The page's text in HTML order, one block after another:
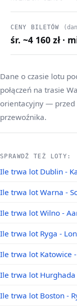
CENY BILETÓW
śr. ~4 160 zł ·
Dane o czasie lotu
połączeń na trasie
orientacyjny — przed
przewoźnika.
SPRAWDŹ TEŻ LOTY:
Ile trwa lot Dublin -
Ile trwa lot Warna -
Ile trwa lot Wilno -
Ile trwa lot Ryga -
Ile trwa lot Katowice
Ile trwa lot Hurghada
Ile trwa lot Boston -